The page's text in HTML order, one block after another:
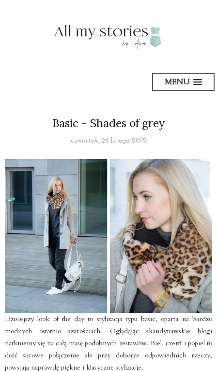
MENU
Basic - Shades of grey
czwartek, 26 lutego 2015
Dzisiejszy look of the day to stylizacja typu basic, oparta na bardzo
modnych ostatnio szarościach. Oglądając skandynawskie blogi
natkniemy się na całą masę podobnych zestawów. Biel, czerń i popiel to
dość surowe połączenie ale przy doborze odpowiednich rzeczy,
powstają naprawdę piękne i klasyczne stylizacje.